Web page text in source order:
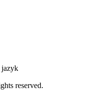
jazyk
reserved.